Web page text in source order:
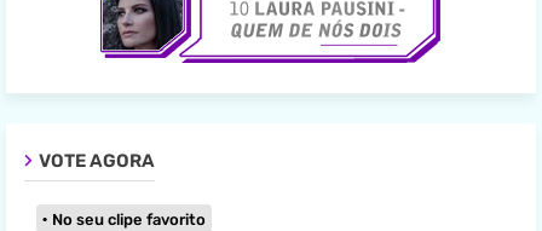
VOTE AGORA
No seu clipe favorito